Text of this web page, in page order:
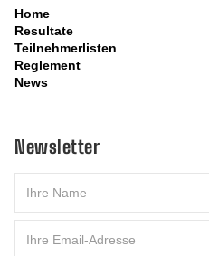
Home
Resultate
Teilnehmerlisten
Reglement
News
Newsletter